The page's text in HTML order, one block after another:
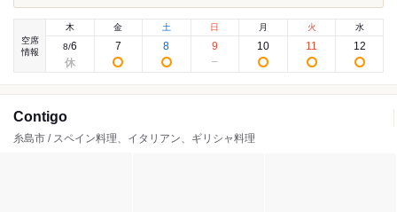
空席
情報
木
8/6
金
7
土
8
日
9
月
10
火
11
水
12
Contigo
糸島市 / スペイン料理、イタリアン、ギリシャ料理